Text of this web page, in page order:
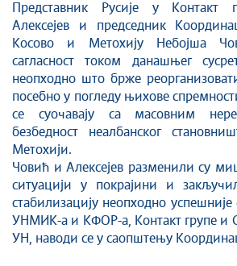
Стоп корупцији
Култура и вера
Конференције за новинаре
Интервјуи
Линкови
Издвојене теме
COVID-19 - архива
Представник Русије у Контакт
Алексејев и председник
Косово и Метохију Небојша
сагласност током данашњег
неопходно што брже
посебно у погледу њихове
се суочавају са масовним
безбедност неалбанског
Метохији.
Човић и Алексејев разменили су
ситуацији у покрајини и
стабилизацију неопходно успешније
УНМИК-а и КФОР-а, Контакт групе и
УН, наводи се у саопштењу